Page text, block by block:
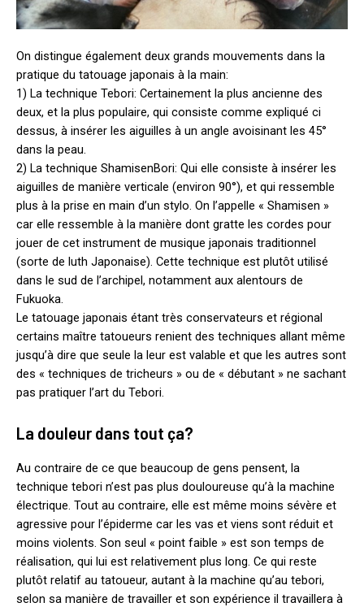
On distingue également deux grands mouvements dans la
pratique du tatouage japonais à la main:
1) La technique Tebori: Certainement la plus ancienne des
deux, et la plus populaire, qui consiste comme expliqué ci
dessus, à insérer les aiguilles à un angle avoisinant les 45°
dans la peau.
2) La technique ShamisenBori: Qui elle consiste à insérer les
aiguilles de manière verticale (environ 90°), et qui ressemble
plus à la prise en main d’un stylo. On l’appelle « Shamisen »
car elle ressemble à la manière dont gratte les cordes pour
jouer de cet instrument de musique japonais traditionnel
(sorte de luth Japonaise). Cette technique est plutôt utilisé
dans le sud de l’archipel, notamment aux alentours de
Fukuoka.
Le tatouage japonais étant très conservateurs et régional
certains maître tatoueurs renient des techniques allant même
jusqu’à dire que seule la leur est valable et que les autres sont
des « techniques de tricheurs » ou de « débutant » ne sachant
pas pratiquer l’art du Tebori.
La douleur dans tout ça?
Au contraire de ce que beaucoup de gens pensent, la
technique tebori n’est pas plus douloureuse qu’à la machine
électrique. Tout au contraire, elle est même moins sévère et
agressive pour l’épiderme car les vas et viens sont réduit et
moins violents. Son seul « point faible » est son temps de
réalisation, qui lui est relativement plus long. Ce qui reste
plutôt relatif au tatoueur, autant à la machine qu’au tebori,
selon sa manière de travailler et son expérience il travaillera à